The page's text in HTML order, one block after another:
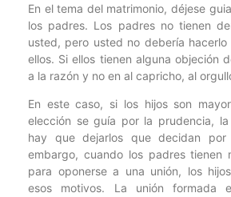
En el tema del matrimonio, déjese
los padres. Los padres no tienen
usted, pero usted no debería hacerlo
ellos. Si ellos tienen alguna objeción
a la razón y no en al capricho, al
En este caso, si los hijos son
elección se guía por la prudencia,
hay que dejarlos que decidan por
embargo, cuando los padres tienen
para oponerse a una unión, los
esos motivos. La unión formada